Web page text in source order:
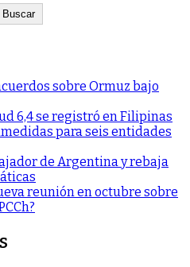
Buscar
sobre Ormuz bajo
6,4 se registró en Filipinas
para seis entidades
de Argentina y rebaja
reunión en octubre sobre